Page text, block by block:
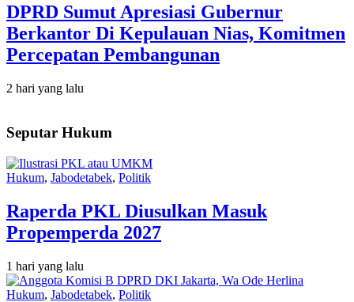
DPRD Sumut Apresiasi Gubernur
Berkantor Di Kepulauan Nias, Komitmen
Percepatan Pembangunan
2 hari yang lalu
Seputar Hukum
Hukum, Jabodetabek, Politik
Raperda PKL Diusulkan Masuk
Propemperda 2027
1 hari yang lalu
Hukum, Jabodetabek, Politik